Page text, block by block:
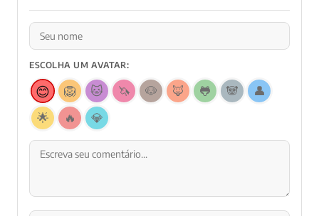
ESCOLHA UM AVATAR:
😊 🦁 🐱 🦄 🐶 🦊 🐸 🐼
👤
🌟
🔥 💎